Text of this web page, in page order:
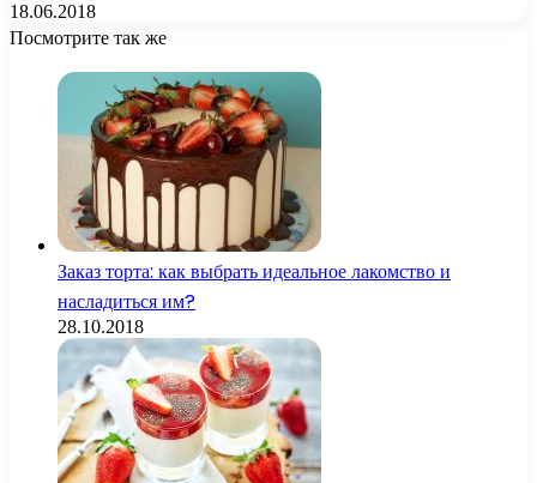
18.06.2018
Посмотрите так же
Заказ торта: как выбрать идеальное лакомство и
насладиться им?
28.10.2018